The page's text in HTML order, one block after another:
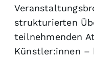
strukturierten
teilnehmenden
Künstler:innen